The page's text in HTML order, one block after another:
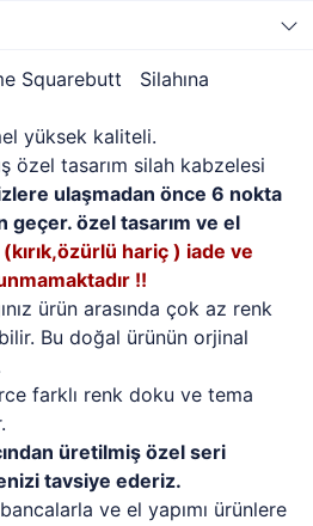
Squarebutt Silahına
yüksek kaliteli.
özel tasarım silah kabzelesi
ulaşmadan önce 6 nokta
özel tasarım ve el
hariç ) iade ve
!!
ürün arasında çok az renk
Bu doğal ürünün orjinal
farklı renk doku ve tema
üretilmiş özel seri
tavsiye ederiz.
ve el yapımı ürünlere